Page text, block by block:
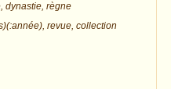
dynastie, règne
revue, collection